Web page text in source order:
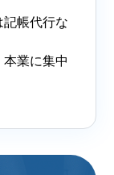
帳代行な
業に集中